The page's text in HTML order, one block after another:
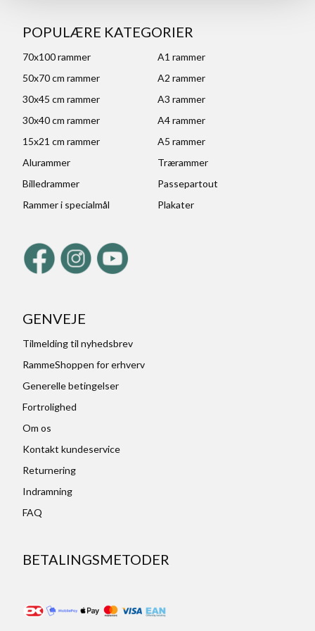
POPULÆRE KATEGORIER
70x100 rammer
A1 rammer
50x70 cm rammer
A2 rammer
30x45 cm rammer
A3 rammer
30x40 cm rammer
A4 rammer
15x21 cm rammer
A5 rammer
Alurammer
Trærammer
Billedrammer
Passepartout
Rammer i specialmål
Plakater
GENVEJE
Tilmelding til nyhedsbrev
RammeShoppen for erhverv
Generelle betingelser
Fortrolighed
Om os
Kontakt kundeservice
Returnering
Indramning
FAQ
BETALINGSMETODER